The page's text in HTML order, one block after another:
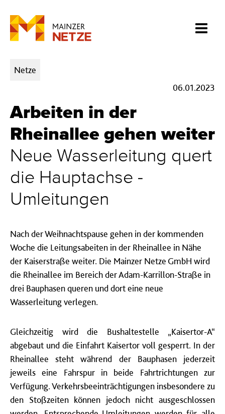
Kategorien:
Netze
06.01.2023
Arbeiten in der
Rheinallee gehen weiter
Neue Wasserleitung quert
die Hauptachse -
Umleitungen
Nach der Weihnachtspause gehen in der kommenden
Woche die Leitungsabeiten in der Rheinallee in Nähe
der Kaiserstraße weiter. Die Mainzer Netze GmbH wird
die Rheinallee im Bereich der Adam-Karrillon-Straße in
drei Bauphasen queren und dort eine neue
Wasserleitung verlegen.
Gleichzeitig wird die Bushaltestelle „Kaisertor-A“
abgebaut und die Einfahrt Kaisertor voll gesperrt. In der
Rheinallee steht während der Bauphasen jederzeit
jeweils eine Fahrspur in beide Fahrtrichtungen zur
Verfügung. Verkehrsbeeinträchtigungen insbesondere zu
den Stoßzeiten können jedoch nicht ausgeschlossen